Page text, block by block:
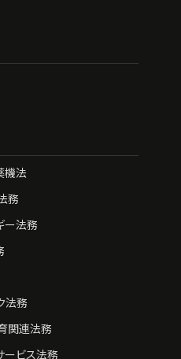
機法
務
ー法務
法務
関連法務
ービス法務